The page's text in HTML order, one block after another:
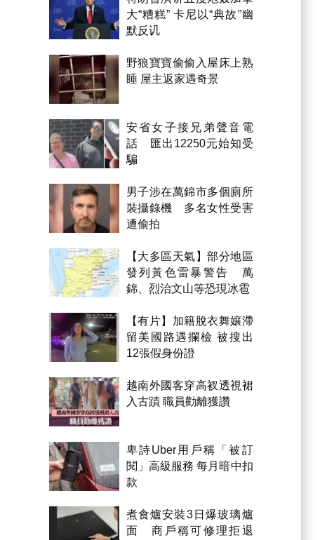
大“糟糕” 卡尼以“典故”幽
默反讥
野狼寶寶偷偷入屋床上熟
睡 屋主返家遇奇景
安省女子接兄弟聲音電
話 匯出12250元始知受
騙
男子涉在萬錦市多個廁所
裝攝錄機 多名女性受害
遭偷拍
【大多區天氣】部分地區
發列黃色雷暴警告 萬
錦、烈治文山等恐現冰雹
【有片】加籍脫衣舞孃滯
留美國路遇攔檢 被搜出
12張假身份證
越南外國客穿高衩透視裙
入古蹟 職員勸離獲讚
卑詩Uber用戶稱「被訂
閱」高級服務 每月暗中扣
款
煮食爐安裝3日爆玻璃爐
面 商戶稱可修理拒退